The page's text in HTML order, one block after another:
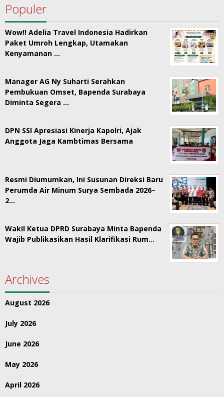
Populer
Wow!! Adelia Travel Indonesia Hadirkan
Paket Umroh Lengkap, Utamakan
Kenyamanan …
Manager AG Ny Suharti Serahkan
Pembukuan Omset, Bapenda Surabaya
Diminta Segera …
DPN SSI Apresiasi Kinerja Kapolri, Ajak
Anggota Jaga Kambtimas Bersama
Resmi Diumumkan, Ini Susunan Direksi Baru
Perumda Air Minum Surya Sembada 2026–
2…
Wakil Ketua DPRD Surabaya Minta Bapenda
Wajib Publikasikan Hasil Klarifikasi Rum…
Archives
August 2026
July 2026
June 2026
May 2026
April 2026